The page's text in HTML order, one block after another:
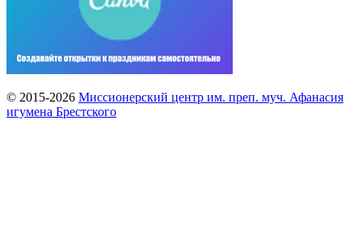
© 2015-2026 Миссионерский центр им. преп. муч. Афанасия
игумена Брестского